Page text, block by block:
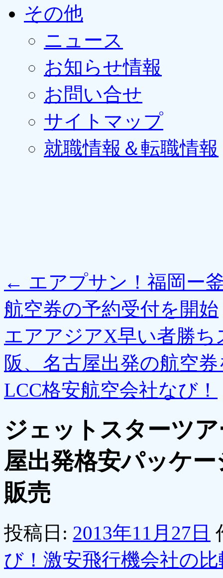
その他
ニュース
お知らせ情報
お問い合せ
サイトマップ
就職情報＆転職情報
← エアプサン！福岡ー
航空券の予約受付を開始
エアアジアX早い者勝
阪、名古屋出発の航空
LCC格安航空会社なび！
ジェットスターツ
屋出発格安パッケ
販売
投稿日: 2013年11月27日
び！激安飛行機会社の